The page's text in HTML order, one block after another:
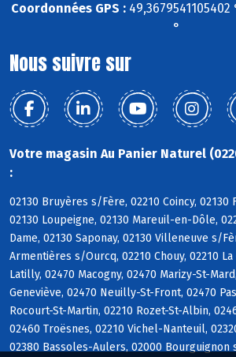
Coordonnées GPS : 49,3679541105402
°
Nous suivre sur
Votre magasin Au Panier Naturel
:
02130 Bruyères s/Fère, 02210 Coincy, 02130
02130 Loupeigne, 02130 Mareuil-en-Dôle,
Dame, 02130 Saponay, 02130 Villeneuve s/
Armentières s/Ourcq, 02210 Chouy, 02210
Latilly, 02470 Macogny, 02470 Marizy-St-
Geneviève, 02470 Neuilly-St-Front, 02470
Rocourt-St-Martin, 02210 Rozet-St-Albin,
02460 Troësnes, 02210 Vichel-Nanteuil,
02380 Bassoles-Aulers, 02000 Bourguignon